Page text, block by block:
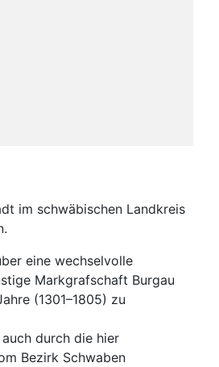
im schwäbischen Landkreis
eine wechselvolle
Markgrafschaft Burgau
(1301–1805) zu
durch die hier
Bezirk Schwaben